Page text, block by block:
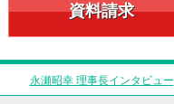
資料請求
永瀬昭幸 理事長インタビュー